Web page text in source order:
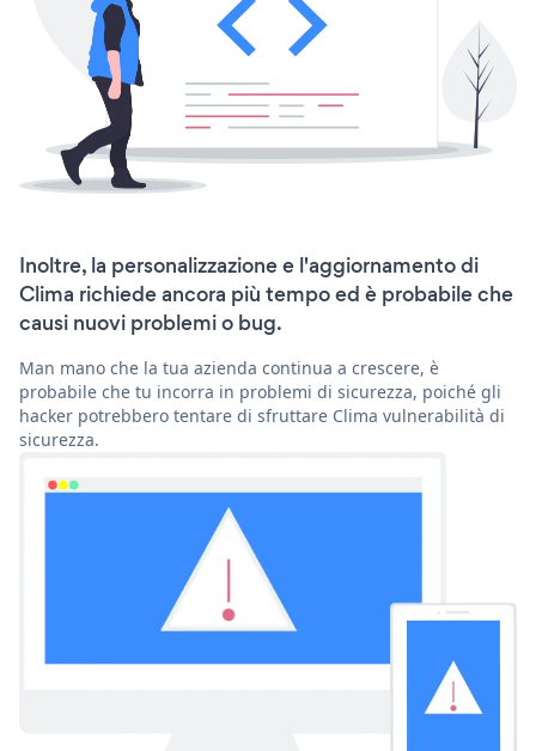
Inoltre, la personalizzazione e l'aggiornamento di
Clima richiede ancora più tempo ed è probabile che
causi nuovi problemi o bug.
Man mano che la tua azienda continua a crescere, è
probabile che tu incorra in problemi di sicurezza, poiché gli
hacker potrebbero tentare di sfruttare Clima vulnerabilità di
sicurezza.